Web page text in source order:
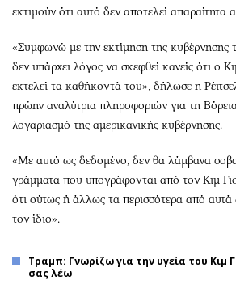
εκτιμούν ότι αυτό δεν αποτελεί απαραίτητα
«Συμφωνώ με την εκτίμηση της κυβέρνησης
δεν υπάρχει λόγος να σκεφθεί κανείς ότι ο
εκτελεί τα καθήκοντά του», δήλωσε η
πρώην αναλύτρια πληροφοριών για τη
λογαριασμό της αμερικανικής κυβέρνησης.
«Με αυτό ως δεδομένο, δεν θα λάμβανα
γράμματα που υπογράφονται από τον Κιμ
ότι ούτως ή άλλως τα περισσότερα από αυτά
τον ίδιο».
Τραμπ: Γνωρίζω για την υγεία του Κιμ
σας λέω